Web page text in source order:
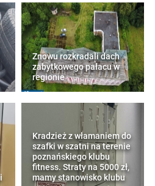
Znowu rozkradali dach
zabytkowego pałacu w
regionie
Kradzież z włamaniem do
szafki w szatni na terenie
poznańskiego klubu
fitness. Straty na 5000 zł,
mamy stanowisko klubu